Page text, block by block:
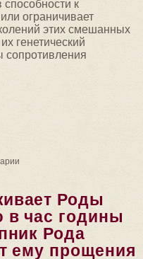
к
ограничивает
этих смешанных
генетический
И ОБЩИННО-РОДОВОМ УКЛАДЕ.
Роды
в час годины
Рода
ему прощения